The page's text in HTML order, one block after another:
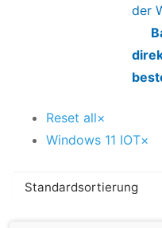
der
Reset all×
Windows 11 IOT×